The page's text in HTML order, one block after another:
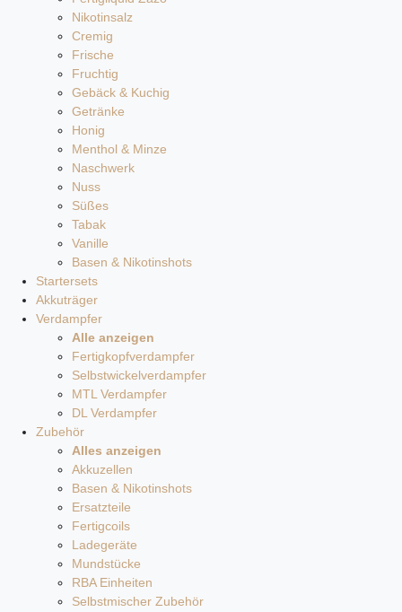
Nikotinsalz
Cremig
Frische
Fruchtig
Gebäck & Kuchig
Getränke
Honig
Menthol & Minze
Naschwerk
Nuss
Süßes
Tabak
Vanille
Basen & Nikotinshots
Startersets
Akkuträger
Verdampfer
Alle anzeigen
Fertigkopfverdampfer
Selbstwickelverdampfer
MTL Verdampfer
DL Verdampfer
Zubehör
Alles anzeigen
Akkuzellen
Basen & Nikotinshots
Ersatzteile
Fertigcoils
Ladegeräte
Mundstücke
RBA Einheiten
Selbstmischer Zubehör